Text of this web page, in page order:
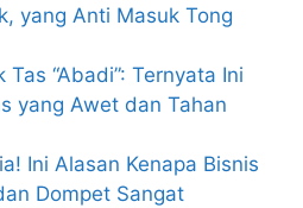
yang Anti Masuk Tong
Tas “Abadi”: Ternyata Ini
yang Awet dan Tahan
Ini Alasan Kenapa Bisnis
Dompet Sangat